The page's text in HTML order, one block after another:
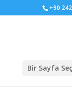
+90
Bir Sayfa